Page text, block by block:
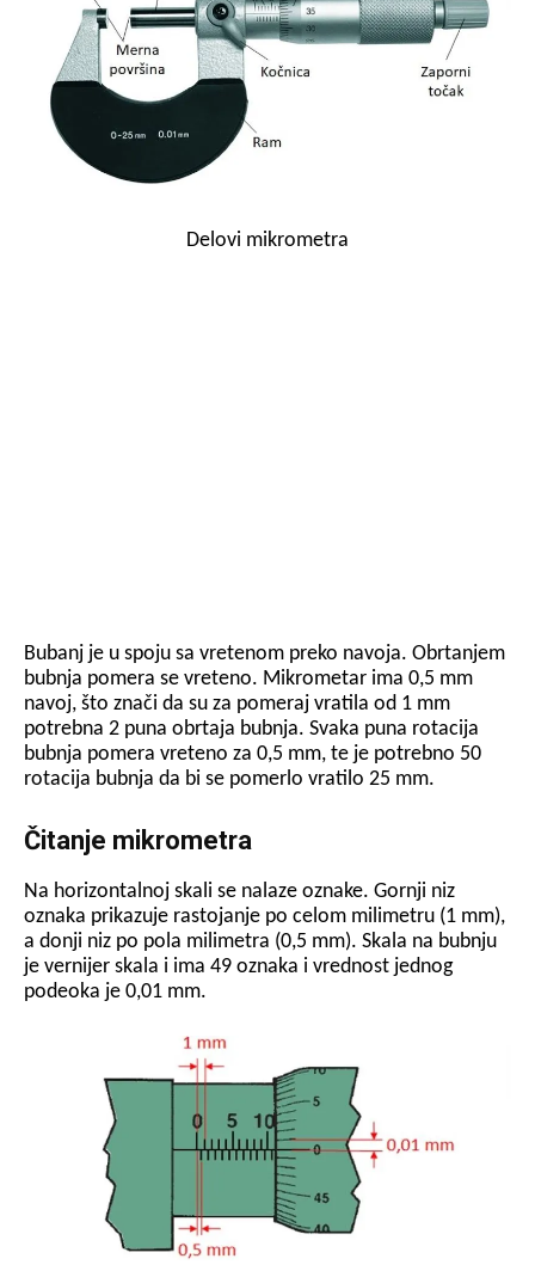
Delovi mikrometra
Bubanj je u spoju sa vretenom preko navoja. Obrtanjem
bubnja pomera se vreteno. Mikrometar ima 0,5 mm
navoj, što znači da su za pomeraj vratila od 1 mm
potrebna 2 puna obrtaja bubnja. Svaka puna rotacija
bubnja pomera vreteno za 0,5 mm, te je potrebno 50
rotacija bubnja da bi se pomerlo vratilo 25 mm.
Čitanje mikrometra
Na horizontalnoj skali se nalaze oznake. Gornji niz
oznaka prikazuje rastojanje po celom milimetru (1 mm),
a donji niz po pola milimetra (0,5 mm). Skala na bubnju
je vernijer skala i ima 49 oznaka i vrednost jednog
podeoka je 0,01 mm.